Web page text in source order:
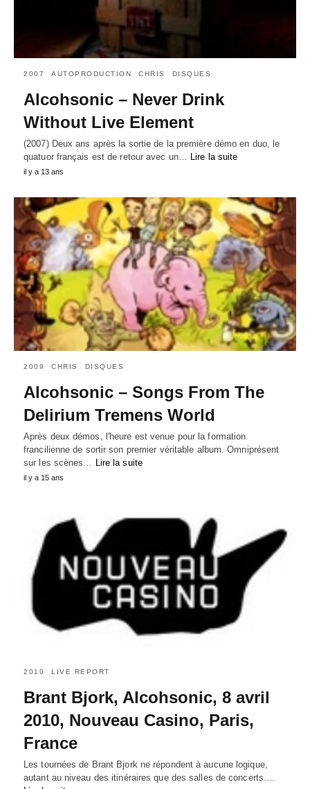
2007 AUTOPRODUCTION CHRIS DISQUES
Alcohsonic – Never Drink
Without Live Element
(2007) Deux ans après la sortie de la première démo en duo, le
quatuor français est de retour avec un… Lire la suite
il y a 13 ans
2009 CHRIS DISQUES
Alcohsonic – Songs From The
Delirium Tremens World
Après deux démos, l'heure est venue pour la formation
francilienne de sortir son premier véritable album. Omniprésent
sur les scènes…
Lire la suite
il y a 15 ans
2010 LIVE REPORT
Brant Bjork, Alcohsonic, 8 avril
2010, Nouveau Casino, Paris,
France
Les tournées de Brant Bjork ne répondent à aucune logique,
autant au niveau des itinéraires que des salles de concerts.…